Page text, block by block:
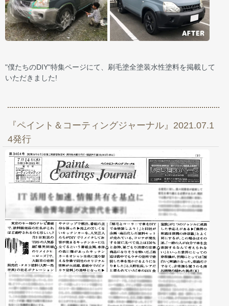
"僕たちのDIY"特集ページにて、刷毛塗全塗装水性塗料を掲載して
いただきました!
『ペイント＆コーティングジャーナル』2021.07.1
4発行